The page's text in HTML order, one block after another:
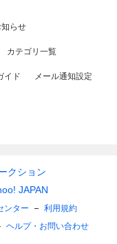
らせ
カテゴリ一覧
イド メール通知設定
クション
JAPAN
ンター
利用規約
ヘルプ・お問い合わせ